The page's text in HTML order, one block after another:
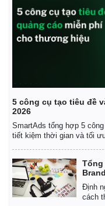
5 công cụ tạo tiêu đề
2026
SmartAds tổng hợp 5
tiết kiệm thời gian và tối
Tổng
Định
cách